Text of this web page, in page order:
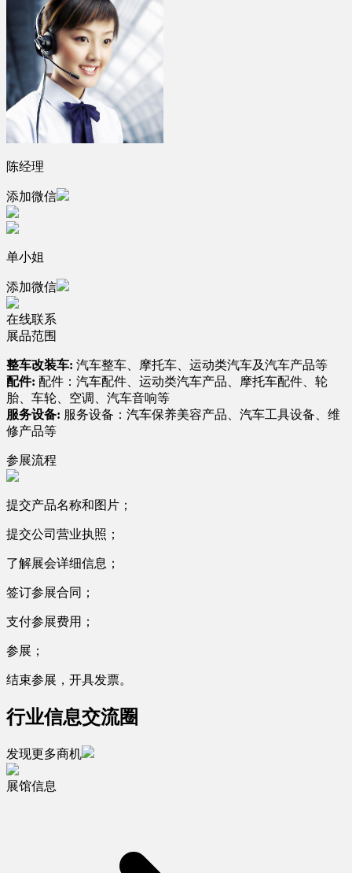
陈经理
添加微信
单小姐
添加微信
在线联系
展品范围
整车改装车: 汽车整车、摩托车、运动类汽车及汽车产品等
配件: 配件：汽车配件、运动类汽车产品、摩托车配件、轮
胎、车轮、空调、汽车音响等
服务设备: 服务设备：汽车保养美容产品、汽车工具设备、维
修产品等
参展流程
提交产品名称和图片；
提交公司营业执照；
了解展会详细信息；
签订参展合同；
支付参展费用；
参展；
结束参展，开具发票。
行业信息交流圈
发现更多商机
展馆信息